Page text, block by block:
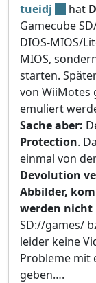
tueidj hat
Gamecube
DIOS-MIOS/
MIOS,
starten.
von WiiMotes
emuliert
Sache aber:
Protection.
einmal von
Devolution
Abbilder,
werden
SD://games/
leider keine
Probleme mit
geben….